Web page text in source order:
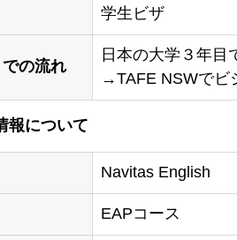
学生ビザ
の流れ
日本の大学３年
→TAFE NSWでビ
報について
Navitas English
EAPコース